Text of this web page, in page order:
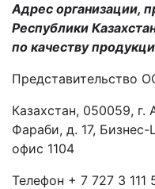
Адрес организации,
Республики
по качеству
Представительство
Казахстан, 050059,
Фараби, д. 17,
офис 1104
Телефон + 7 727 3 111